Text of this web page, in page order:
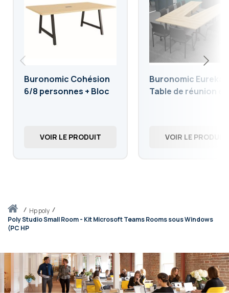
Accueilhp poly
Poly Studio Small Room - Kit Microsoft Teams Rooms sous Windows
(PC HP
Buronomic Cohésion
6/8 personnes + Bloc
VOIR LE PRODUIT
Buronomic Eureka
Table de réunion en
VOIR LE PRODUIT